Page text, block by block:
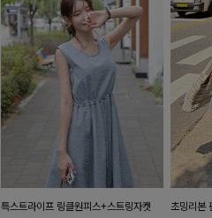
특스트라이프 링클원피스+스트링자켓
초밍리본